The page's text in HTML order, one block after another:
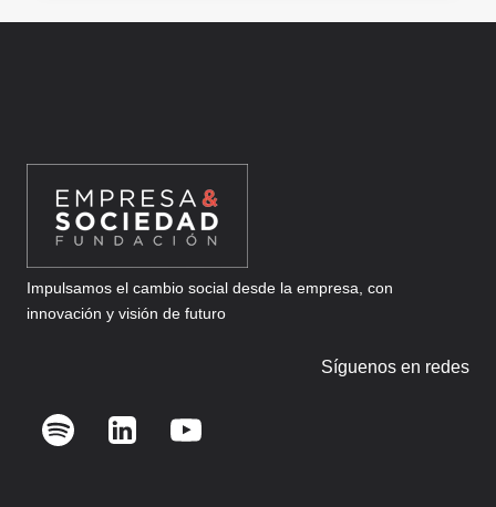
Impulsamos el cambio social desde la empresa, con
innovación y visión de futuro
Síguenos en redes